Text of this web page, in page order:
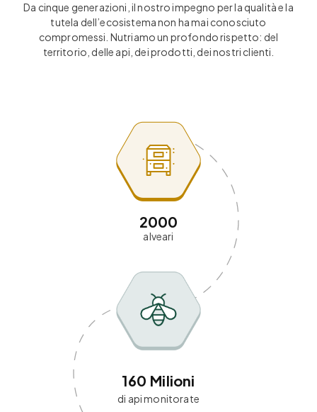
Da cinque generazioni, il nostro impegno per la qualità e la
tutela dell’ecosistema non ha mai conosciuto
compromessi. Nutriamo un profondo rispetto: del
territorio, delle api, dei prodotti, dei nostri clienti.
2000
alveari
160 Milioni
di api monitorate